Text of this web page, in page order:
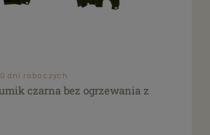
dni roboczych
czarna bez ogrzewania z